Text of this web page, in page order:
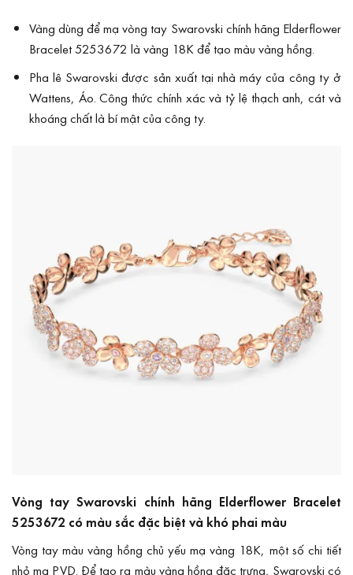
Vàng dùng để mạ vòng tay Swarovski chính hãng Elderflower
Bracelet 5253672 là vàng 18K để tạo màu vàng hồng.
Pha lê Swarovski được sản xuất tại nhà máy của công ty ở
Wattens, Áo. Công thức chính xác và tỷ lệ thạch anh, cát và
khoáng chất là bí mật của công ty.
Vòng tay Swarovski chính hãng Elderflower Bracelet
5253672 có màu sắc đặc biệt và khó phai màu
Vòng tay màu vàng hồng chủ yếu mạ vàng 18K, một số chi tiết
nhỏ mạ PVD. Để tạo ra màu vàng hồng đặc trưng, Swarovski có